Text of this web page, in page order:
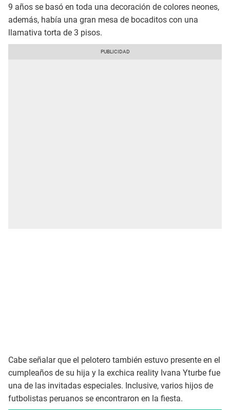
9 años se basó en toda una decoración de colores neones,
además, había una gran mesa de bocaditos con una
llamativa torta de 3 pisos.
Cabe señalar que el pelotero también estuvo presente en el
cumpleaños de su hija y la exchica reality Ivana Yturbe fue
una de las invitadas especiales. Inclusive, varios hijos de
futbolistas peruanos se encontraron en la fiesta.